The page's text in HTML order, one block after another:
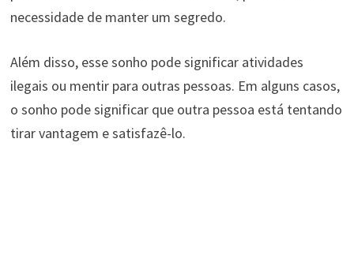
necessidade de manter um segredo.
Além disso, esse sonho pode significar atividades
ilegais ou mentir para outras pessoas. Em alguns casos,
o sonho pode significar que outra pessoa está tentando
tirar vantagem e satisfazê-lo.